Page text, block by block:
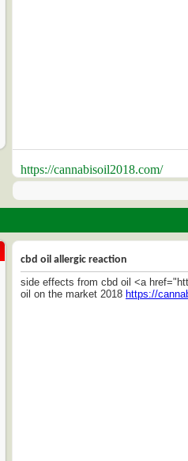
https://cannabisoil2018.com/
cbd oil allergic reaction
side effects from cbd oil <a
oil on the market 2018 https://